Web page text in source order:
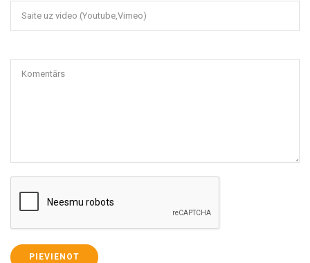
Saite uz video (Youtube,Vimeo)
Komentārs
PIEVIENOT